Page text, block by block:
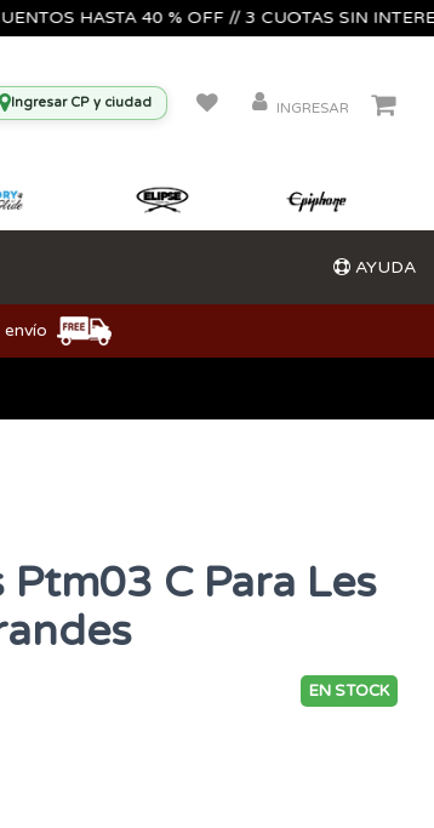
HASTA 40 % OFF // 3 CUOTAS SIN
Ingresar CP y ciudad INGRESAR
AYUDA
C Para Les
EN STOCK